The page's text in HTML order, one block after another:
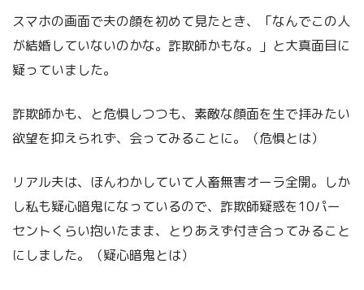
スマホの画面で夫の顔を初めて見たとき、「なんでこの人
が結婚していないのかな。詐欺師かもな。」と大真面目に
疑っていました。
詐欺師かも、と危惧しつつも、素敵な顔面を生で拝みたい
欲望を抑えられず、会ってみることに。（危惧とは）
リアル夫は、ほんわかしていて人畜無害オーラ全開。しか
し私も疑心暗鬼になっているので、詐欺師疑惑を10パー
セントくらい抱いたまま、とりあえず付き合ってみること
にしました。（疑心暗鬼とは）